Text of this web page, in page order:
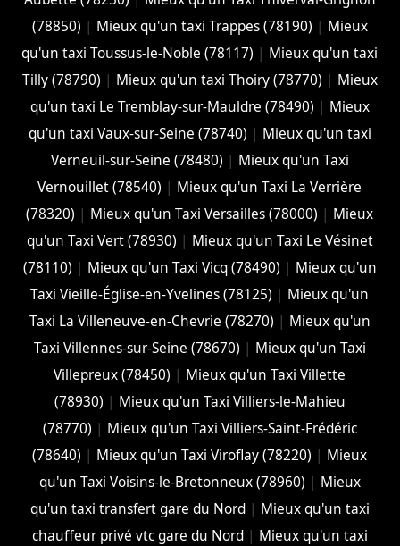
(78850) | Mieux qu'un taxi Trappes (78190) | Mieux
qu'un taxi Toussus-le-Noble (78117) | Mieux qu'un taxi
Tilly (78790) | Mieux qu'un taxi Thoiry (78770) | Mieux
qu'un taxi Le Tremblay-sur-Mauldre (78490) | Mieux
qu'un taxi Vaux-sur-Seine (78740) | Mieux qu'un taxi
Verneuil-sur-Seine (78480) | Mieux qu'un Taxi
Vernouillet (78540) | Mieux qu'un Taxi La Verrière
(78320) | Mieux qu'un Taxi Versailles (78000) | Mieux
qu'un Taxi Vert (78930) | Mieux qu'un Taxi Le Vésinet
(78110) | Mieux qu'un Taxi Vicq (78490) | Mieux qu'un
Taxi Vieille-Église-en-Yvelines (78125) | Mieux qu'un
Taxi La Villeneuve-en-Chevrie (78270) | Mieux qu'un
Taxi Villennes-sur-Seine (78670) | Mieux qu'un Taxi
Villepreux (78450) | Mieux qu'un Taxi Villette
(78930) | Mieux qu'un Taxi Villiers-le-Mahieu
(78770) | Mieux qu'un Taxi Villiers-Saint-Frédéric
(78640) | Mieux qu'un Taxi Viroflay (78220) | Mieux
qu'un Taxi Voisins-le-Bretonneux (78960) | Mieux
qu'un taxi transfert gare du Nord| Mieux qu'un taxi
chauffeur privé vtc gare du Nord| Mieux qu'un taxi